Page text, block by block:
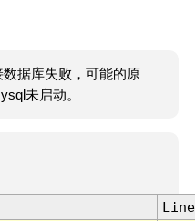
据库失败，可能的原
未启动。
Line